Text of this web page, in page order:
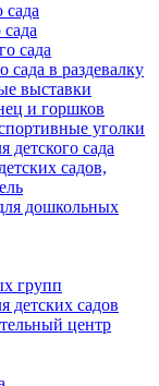
сада
сада
в раздевалку
выставки
и горшков
уголки
сада
садов,
дошкольных
групп
детских садов
центр